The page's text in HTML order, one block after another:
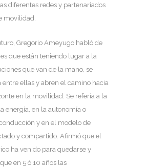
diferentes redes y partenariados
movilidad.
Gregorio Ameyugo habló de
que están teniendo lugar a la
que van de la mano, se
ellas y abren el camino hacia
en la movilidad. Se refería a la
energía, en la autonomía o
y en el modelo de
y compartido. Afirmó que el
ha venido para quedarse y
en 5 ó 10 años las